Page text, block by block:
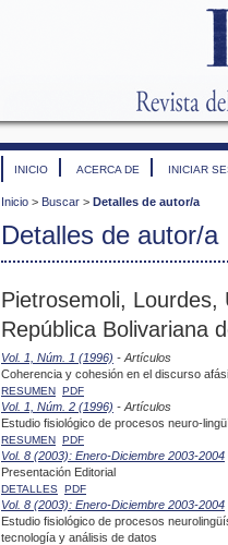
INICIO ACERCA DE INICIAR
Inicio > Buscar > Detalles de autor/a
Detalles de autor/a
Pietrosemoli, Lourdes,
República Bolivariana
Vol. 1, Núm. 1 (1996) - Artículos
Coherencia y cohesión en el discurso
RESUMEN PDF
Vol. 1, Núm. 2 (1996) - Artículos
Estudio fisiológico de procesos neuro-
RESUMEN PDF
Vol. 8 (2003): Enero-Diciembre 2003-2004
Presentación Editorial
DETALLES PDF
Vol. 8 (2003): Enero-Diciembre 2003-2004
Estudio fisiológico de procesos
tecnología y análisis de datos